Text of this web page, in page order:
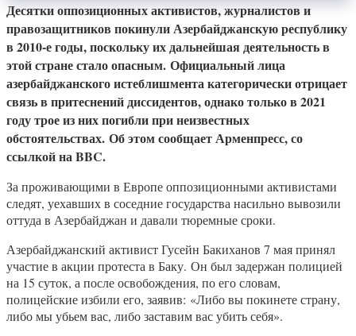
Десятки оппозиционных активистов, журналистов и
правозащитников покинули Азербайджанскую республику
в 2010-е годы, поскольку их дальнейшая деятельность в
этой стране стало опасным. Официальный лица
азербайджанского истеблишмента категорически отрицает
связь в притеснений диссидентов, однако только в 2021
году трое из них погибли при неизвестных
обстоятельствах. Об этом сообщает Арменпресс, со
ссылкой на BBC.
За проживающими в Европе оппозиционными активистами
следят, уехавших в соседние государства насильно вывозили
оттуда в Азербайджан и давали тюремные сроки.
Азербайджанский активист Гусейн Бакиханов 7 мая принял
участие в акции протеста в Баку. Он был задержан полицией
на 15 суток, а после освобождения, по его словам,
полицейские избили его, заявив: «Либо вы покинете страну,
либо мы убьем вас, либо заставим вас убить себя».